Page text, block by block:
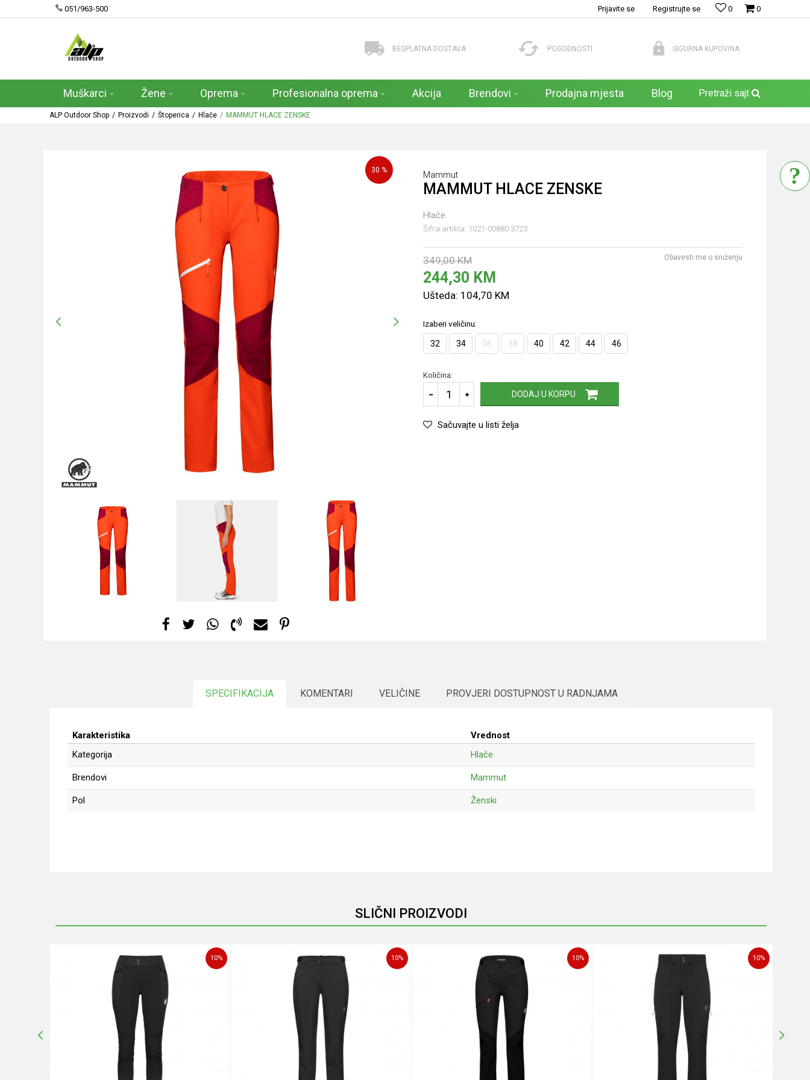
051/963-500 0
0
Prijavite se Registrujte se
BESPLATNA DOSTAVA POGODNOSTI SIGURNA KUPOVINA
Muškarci Žene Oprema Profesionalna oprema Akcija Brendovi Prodajna mjesta Blog Pretraži sajt
ALP Outdoor Shop Proizvodi Štoperica Hlače MAMMUT HLACE ZENSKE
30 % Mammut
MAMMUT HLACE ZENSKE
Hlače
Šifra artikla: 1021-00880 3723
349,00 KM
244,30 KM
Ušteda: 104,70 KM
Obavesti me o sniženju
Izaberi veličinu:
32 34 36 38 40 42 44 46
Količina:
DODAJ U KORPU
Sačuvajte u listi želja
SPECIFIKACIJA KOMENTARI VELIČINE PROVJERI DOSTUPNOST U RADNJAMA
Karakteristika
Vrednost
Kategorija
Hlače
Brendovi Mammut
Pol Ženski
POŠALJI
SLIČNI PROIZVODI
10% 10% 10% 10%